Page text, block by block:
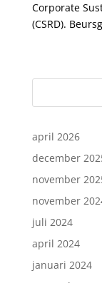
Corporate
(CSRD).
april 2026
december
november
november
juli 2024
april 2024
januari 2024